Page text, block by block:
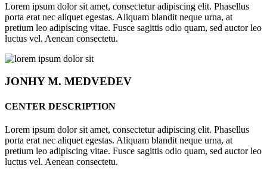
Lorem ipsum dolor sit amet, consectetur adipiscing elit. Phasellus
porta erat nec aliquet egestas. Aliquam blandit neque urna, at
pretium leo adipiscing vitae. Fusce sagittis odio quam, sed auctor leo
luctus vel. Aenean consectetu.
JONHYM. MEDVEDEV
CENTER DESCRIPTION
Lorem ipsum dolor sit amet, consectetur adipiscing elit. Phasellus
porta erat nec aliquet egestas. Aliquam blandit neque urna, at
pretium leo adipiscing vitae. Fusce sagittis odio quam, sed auctor leo
luctus vel. Aenean consectetu.